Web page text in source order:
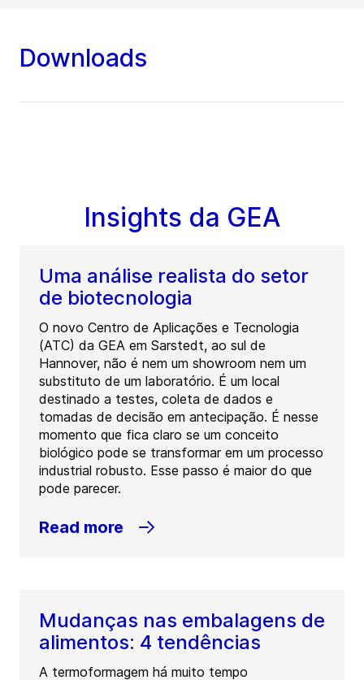
Downloads
Insights da GEA
Uma análise realista do setor
de biotecnologia
O novo Centro de Aplicações e Tecnologia
(ATC) da GEA em Sarstedt, ao sul de
Hannover, não é nem um showroom nem um
substituto de um laboratório. É um local
destinado a testes, coleta de dados e
tomadas de decisão em antecipação. É nesse
momento que fica claro se um conceito
biológico pode se transformar em um processo
industrial robusto. Esse passo é maior do que
pode parecer.
Read more
Mudanças nas embalagens de
alimentos: 4 tendências
A termoformagem há muito tempo